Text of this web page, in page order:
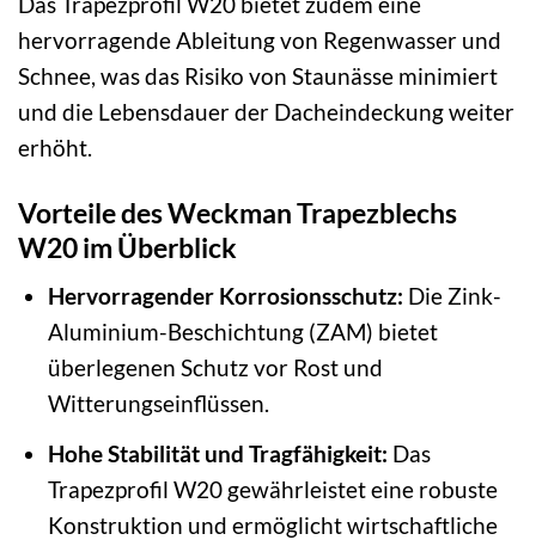
hervorragende Ableitung von Regenwasser und
Schnee, was das Risiko von Staunässe minimiert
und die Lebensdauer der Dacheindeckung weiter
erhöht.
Vorteile des Weckman Trapezblechs
W20 im Überblick
Hervorragender Korrosionsschutz: Die Zink-
Aluminium-Beschichtung (ZAM) bietet
überlegenen Schutz vor Rost und
Witterungseinflüssen.
Hohe Stabilität und Tragfähigkeit: Das
Trapezprofil W20 gewährleistet eine robuste
Konstruktion und ermöglicht wirtschaftliche